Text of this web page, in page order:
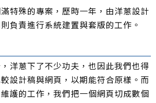
特殊的專案，歷時一年，由洋蔥設計
負責進行系統建置與套版的工作。
洋蔥下了不少功夫，也因此我們也得
設計稿與網頁，以期能符合原樣。而
護的工作，我們把一個網頁切成數個